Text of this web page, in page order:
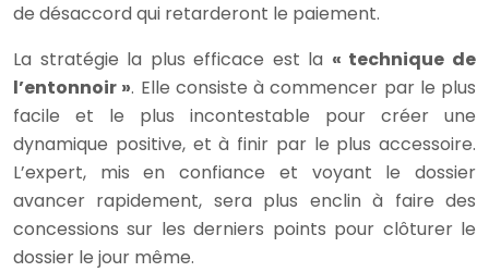
de désaccord qui retarderont le paiement.
La stratégie la plus efficace est la « technique de
l’entonnoir ». Elle consiste à commencer par le plus
facile et le plus incontestable pour créer une
dynamique positive, et à finir par le plus accessoire.
L’expert, mis en confiance et voyant le dossier
avancer rapidement, sera plus enclin à faire des
concessions sur les derniers points pour clôturer le
dossier le jour même.